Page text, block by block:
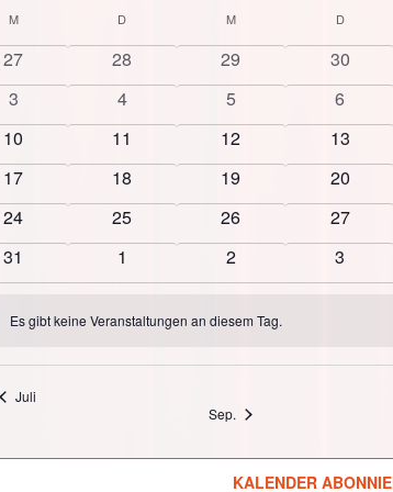
MMONTAG D MMITTWOCH D
0
Veranstaltungen
27
0
Veranstaltungen
28
0
Veranstaltungen
29
0
30
0
Veranstaltungen
3
0
Veranstaltungen
4
0
Veranstaltungen
5
0
6
0
Veranstaltungen
10
0
Veranstaltungen
11
0
Veranstaltungen
12
0
13
0
Veranstaltungen
17
0
Veranstaltungen
18
0
Veranstaltungen
19
0
20
0
Veranstaltungen
24
0
Veranstaltungen
25
0
Veranstaltungen
26
0
27
0
Veranstaltungen
31
0
Veranstaltungen
1
0
Veranstaltungen
2
0
3
Es gibt keine Veranstaltungen an diesem Tag.
Juli
Sep.
KALENDER